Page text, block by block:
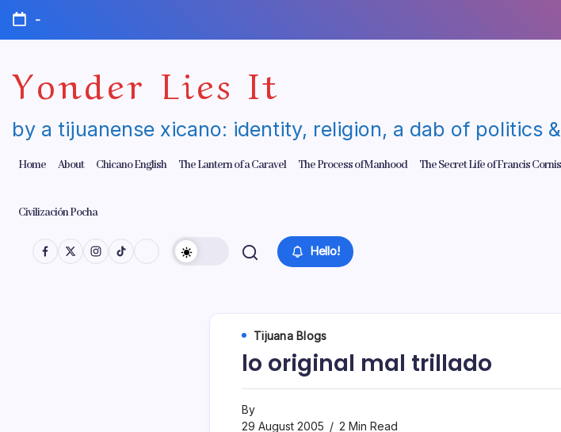
Skip
content
-
Yonder Lies It
by a tijuanense xicano: identity, religion, a dab of politics
Home About Chicano English The Lantern of a Caravel The Process of Manhood The Secret Life of Francis
Civilización Pocha
Hello!
Tijuana Blogs
lo original mal trillado
By
29 August 2005
2 Min Read